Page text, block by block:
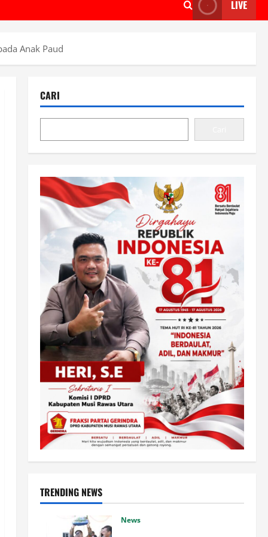
LIVE
Anak Paud
CARI
TRENDING NEWS
News